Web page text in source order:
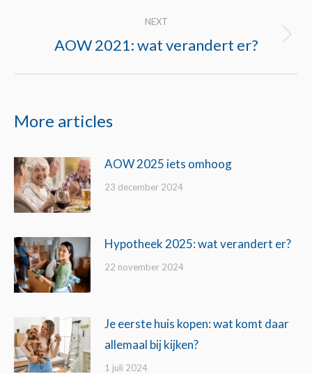
NEXT
Next
AOW 2021: wat verandert er?
More articles
AOW 2025 iets omhoog
23 december 2024
Hypotheek 2025: wat verandert er?
22 november 2024
Je eerste huis kopen: wat komt daar
allemaal bij kijken?
1 juli 2024